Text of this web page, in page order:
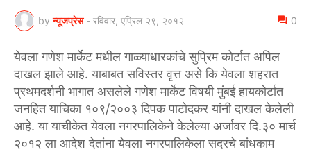
by न्यूजप्रेस - रविवार, एप्रिल २९, २०१२ 0
येवला गणेश मार्केट मधील गाळ्याधारकांचे सुप्रिम कोर्टात अपिल
दाखल झाले आहे. याबाबत सविस्तर वृत्त असे कि येवला शहरात
प्रथमदर्शनी भागात असलेले गणेश मार्केट विषयी मुंबई हायकोर्टात
जनहित याचिका १०९/२००३ दिपक पाटोदकर यांनी दाखल केलेली
आहे. या याचीकेत येवला नगरपालिकेने केलेल्या अर्जावर दि.३० मार्च
२०१२ ला आदेश देतांना येवला नगरपालिकेला सदरचे बांधकाम